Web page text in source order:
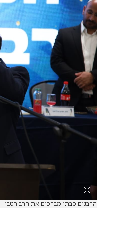
הרבנים סבתו מברכים את הרב רטבי